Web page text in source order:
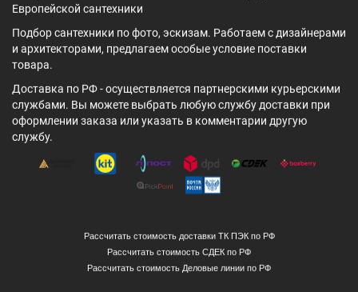
Европейской сантехники
Подбор сантехники по фото, эскизам. Работаем с дизайнерами
и архитекторами, предлагаем особые условие поставки
товара.
Доставка по РФ - осуществляется партнерскими курьерскими
службами. Вы можете выбрать любую службу доставки при
оформлении заказа или указать в комментарии другую
службу.
Рассчитать стоимость доставки ТК ПЭК по РФ
Рассчитать стоимость СДЕК по РФ
Рассчитать стоимость Деловые линии по РФ